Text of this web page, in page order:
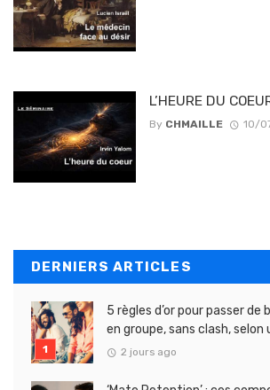
L’HEURE DU
By CHMAILLE 10/
DERNIERS ARTICLES
5 règles d’or pour passer de
en groupe, sans clash, selon
2 jours ago